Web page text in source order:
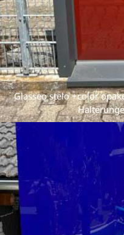
Glasseo stelo +color